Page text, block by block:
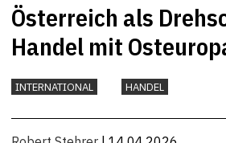
Österreich als
Handel mit
INTERNATIONAL HANDEL